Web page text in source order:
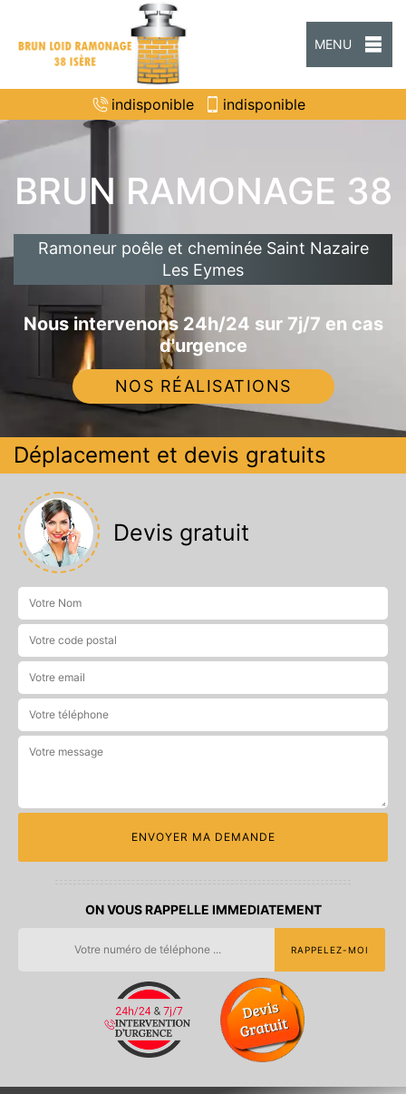
MENU
indisponible indisponible
BRUN RAMONAGE 38
Ramoneur poêle et cheminée Saint Nazaire
Les Eymes
Nous intervenons 24h/24 sur 7j/7 en cas
d'urgence
NOS RÉALISATIONS
Déplacement et devis gratuits
Devis gratuit
ON VOUS RAPPELLE IMMEDIATEMENT